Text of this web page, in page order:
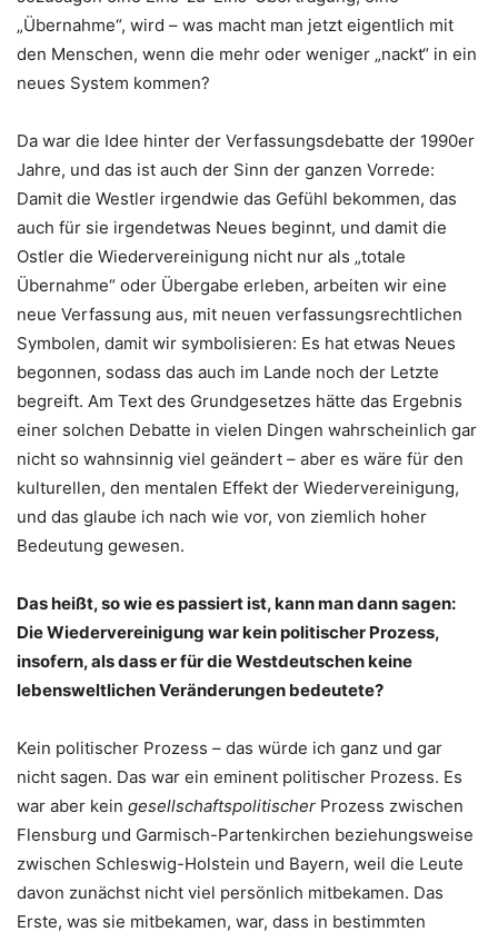
„Übernahme“, wird – was macht man jetzt eigentlich mit
den Menschen, wenn die mehr oder weniger „nackt“ in ein
neues System kommen?
Da war die Idee hinter der Verfassungsdebatte der 1990er
Jahre, und das ist auch der Sinn der ganzen Vorrede:
Damit die Westler irgendwie das Gefühl bekommen, das
auch für sie irgendetwas Neues beginnt, und damit die
Ostler die Wiedervereinigung nicht nur als „totale
Übernahme“ oder Übergabe erleben, arbeiten wir eine
neue Verfassung aus, mit neuen verfassungsrechtlichen
Symbolen, damit wir symbolisieren: Es hat etwas Neues
begonnen, sodass das auch im Lande noch der Letzte
begreift. Am Text des Grundgesetzes hätte das Ergebnis
einer solchen Debatte in vielen Dingen wahrscheinlich gar
nicht so wahnsinnig viel geändert – aber es wäre für den
kulturellen, den mentalen Effekt der Wiedervereinigung,
und das glaube ich nach wie vor, von ziemlich hoher
Bedeutung gewesen.
Das heißt, so wie es passiert ist, kann man dann sagen:
Die Wiedervereinigung war kein politischer Prozess,
insofern, als dass er für die Westdeutschen keine
lebensweltlichen Veränderungen bedeutete?
Kein politischer Prozess – das würde ich ganz und gar
nicht sagen. Das war ein eminent politischer Prozess. Es
war aber kein gesellschaftspolitischer Prozess zwischen
Flensburg und Garmisch-Partenkirchen beziehungsweise
zwischen Schleswig-Holstein und Bayern, weil die Leute
davon zunächst nicht viel persönlich mitbekamen. Das
Erste, was sie mitbekamen, war, dass in bestimmten